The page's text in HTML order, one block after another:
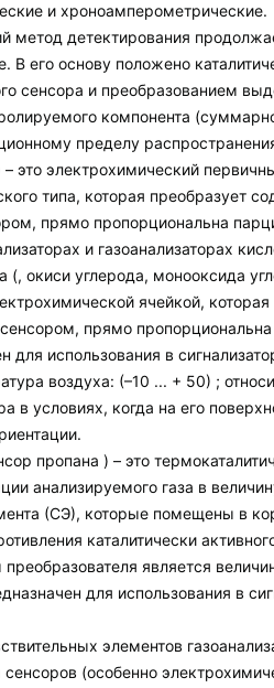
и хроноамперометрические.
метод детектирования
В его основу положено
сенсора и преобразованием
компонента
пределу
это электрохимический
типа, которая преобразует
прямо пропорциональна
и газоанализаторах
(, окиси углерода, монооксида
ячейкой,
прямо пропорциональна
для использования в
воздуха: (–10 ... + 50) ;
в условиях, когда на его
пропана ) – это
анализируемого газа в
(СЭ), которые помещены в
каталитически
является
для использования в
элементов
(особенно